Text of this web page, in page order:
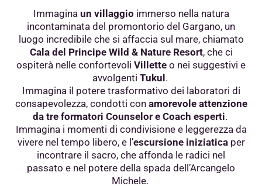
Immagina un villaggio immerso nella natura
incontaminata del promontorio del Gargano, un
luogo incredibile che si affaccia sul mare, chiamato
Cala del Principe Wild & Nature Resort, che ci
ospiterà nelle confortevoli Villette o nei suggestivi e
avvolgenti Tukul.
Immagina il potere trasformativo dei laboratori di
consapevolezza, condotti con amorevole attenzione
da tre formatori Counselor e Coach esperti.
Immagina i momenti di condivisione e leggerezza da
vivere nel tempo libero, e l’escursione iniziaticaper
incontrare il sacro, che affonda le radici nel
passato e nel potere della spada dell’Arcangelo
Michele.